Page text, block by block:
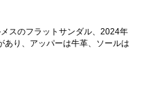
スのフラットサンダル、2024年
あり、アッパーは牛革、ソールは